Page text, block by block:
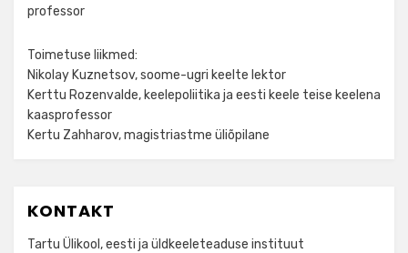
professor
Toimetuse liikmed:
Nikolay Kuznetsov, soome-ugri keelte lektor
Kerttu Rozenvalde, keelepoliitika ja eesti keele teise keelena
kaasprofessor
Kertu Zahharov, magistriastme üliõpilane
KONTAKT
Tartu Ülikool, eesti ja üldkeeleteaduse instituut